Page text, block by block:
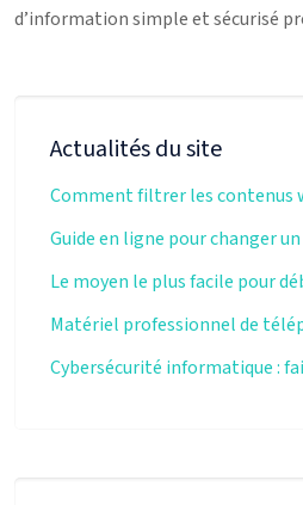
d’information simple et sécurisé
Actualités du site
Comment filtrer les contenus
Guide en ligne pour changer
Le moyen le plus facile pour
Matériel professionnel de
Cybersécurité informatique :